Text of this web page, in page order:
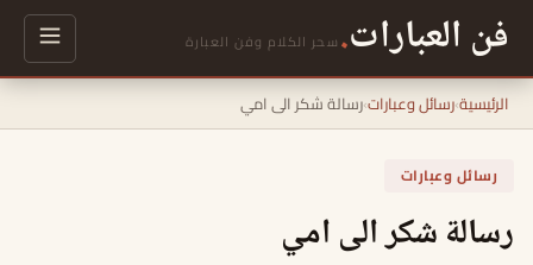
فن العبارات. سحر الكلام وفن العبارة
الرئيسية›رسائل وعبارات›رسالة شكر الى امي
رسائل وعبارات
رسالة شكر الى امي